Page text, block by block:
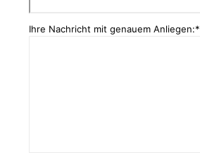
Ihre Nachricht mit genauem Anliegen:*